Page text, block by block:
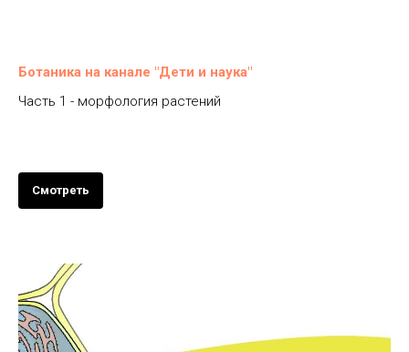
Ботаника на канале "Дети и наука"
Часть 1 - морфология растений
Смотреть